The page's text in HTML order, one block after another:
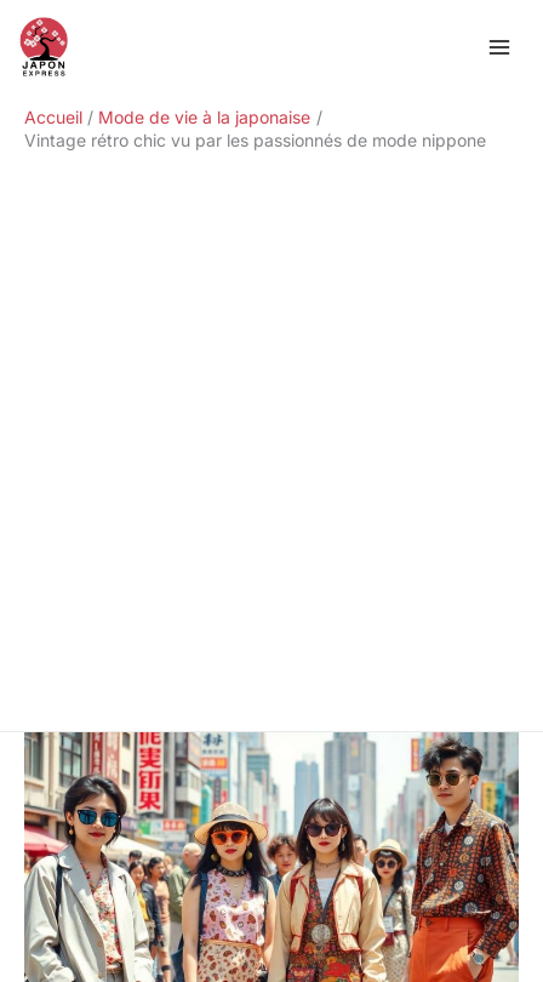
contenu
Accueil
Mode de vie à la japonaise
Vintage rétro chic vu par les passionnés de mode nippone
Rechercher